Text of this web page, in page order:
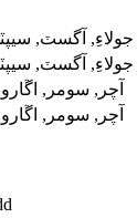
آگسٽ,
آگسٽ,
آچر, سومر,
آچر, سومر,